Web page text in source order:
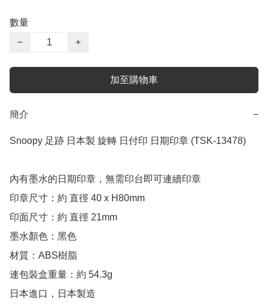
數量
−
+
加至購物車
簡介 −
Snoopy 足跡 日本製 旋轉 日付印 日期印章 (TSK-13478)
內有墨水的日期印章，無需印台即可連續印章
印章尺寸：約 直徑 40 x H80mm
印面尺寸：約 直徑 21mm
墨水顏色：黑色
材質：ABS樹脂
連包裝盒重量：約 54.3g
日本進口，日本製造